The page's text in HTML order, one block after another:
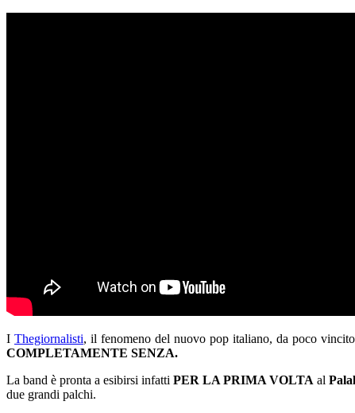
I Thegiornalisti, il fenomeno del nuovo pop italiano, da poco
COMPLETAMENTE SENZA.
La band è pronta a esibirsi infattiPER LA PRIMA VOLTA al
due grandi palchi.